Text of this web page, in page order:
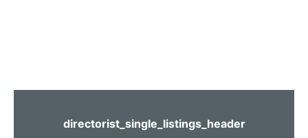
directorist_single_listings_header